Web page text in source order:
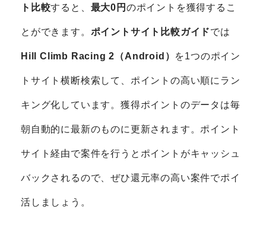
ト比較すると、 最大0円 のポイントを獲得するこ
とができます。 ポイントサイト比較ガイドでは
Hill Climb Racing 2（Android） を1つのポイン
トサイト横断検索して、ポイントの高い順にラン
キング化しています。獲得ポイントのデータは毎
朝自動的に最新のものに更新されます。ポイント
サイト経由で案件を行うとポイントがキャッシュ
バックされるので、ぜひ還元率の高い案件でポイ
活しましょう。